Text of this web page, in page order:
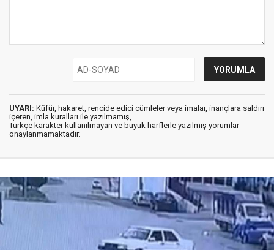
UYARI: Küfür, hakaret, rencide edici cümleler veya imalar, inançlara saldırı
içeren, imla kuralları ile yazılmamış,
Türkçe karakter kullanılmayan ve büyük harflerle yazılmış yorumlar
onaylanmamaktadır.